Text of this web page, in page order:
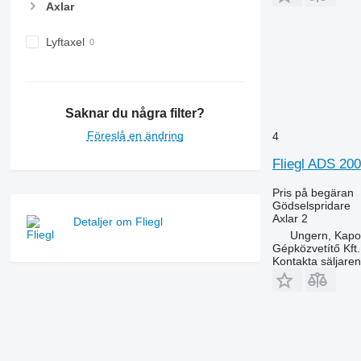
Axlar
Lyftaxel
Saknar du några filter?
Föreslå en ändring
Detaljer om Fliegl
4
Fliegl ADS 200
Pris på begäran
Gödselspridare
Axlar 2
Ungern,
Gépközvetítő Kft.
Kontakta säljaren